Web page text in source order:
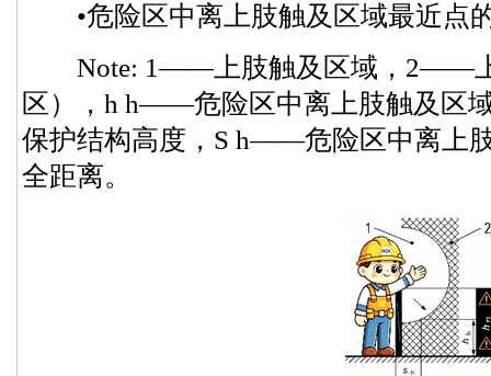
•危险区中离上肢触及区域最近点
Note: 1——上肢触及区域，2——上
区），h h——危险区中离上肢触及区
保护结构高度，S h——危险区中离上
全距离。